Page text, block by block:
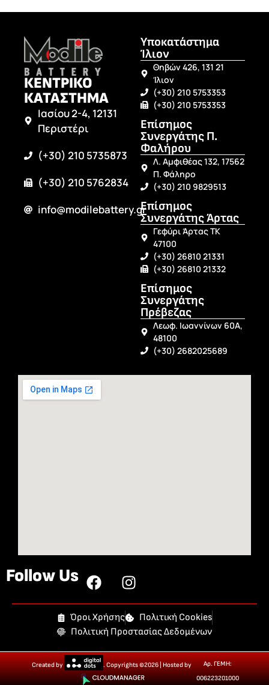
ΚΕΝΤΡΙΚΟ
ΚΑΤΑΣΤΗΜΑ
Ιασίου 2-4, 12131
Περιστέρι
(+30) 210 5735873
(+30) 210 5762834
info@modilebattery.gr
Υποκατάστημα
Ίλιον
Θηβών 426, 131 21
Ίλιον
(+30) 210 5753353
(+30) 210 5753353
Επίσημος
Συνεργάτης Π.
Φαλήρου
Λ. Αμφιθέας 132, 17562
Π. Φάληρο
(+30) 210 9829513
Επίσημος
Συνεργάτης Άρτας
Γεφύρι Άρτας ΤΚ
47100
(+30) 26810 21331
(+30) 26810 21332
Επίσημος
Συνεργάτης
Πρέβεζας
Λεωφ. Ιωαννίνων 60Α,
48100
(+30) 2682025689
Follow Us
Όροι Χρήσης
Πολιτική Cookies
Πολιτική Προστασίας Δεδομένων
Created by . Copyrights ©2026 | Hosted by
Αρ. ΓΕΜΗ:
006223201000